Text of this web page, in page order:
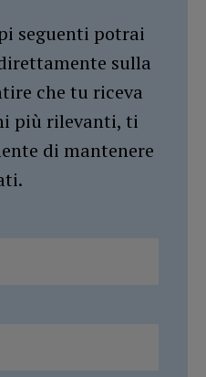
seguenti potrai
sulla
che tu riceva
più rilevanti, ti
di mantenere